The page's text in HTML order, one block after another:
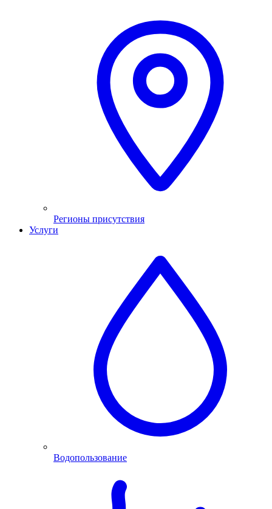
Регионы присутствия
Услуги
Водопользование